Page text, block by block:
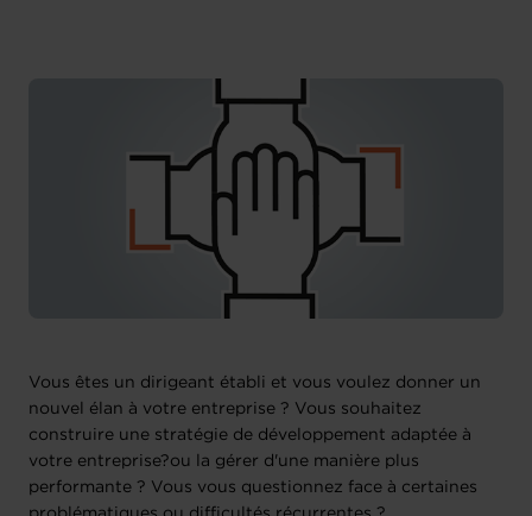
Vous êtes un dirigeant établi et vous voulez donner un
nouvel élan à votre entreprise ? Vous souhaitez
construire une stratégie de développement adaptée à
votre entreprise?ou la gérer d'une manière plus
performante ? Vous vous questionnez face à certaines